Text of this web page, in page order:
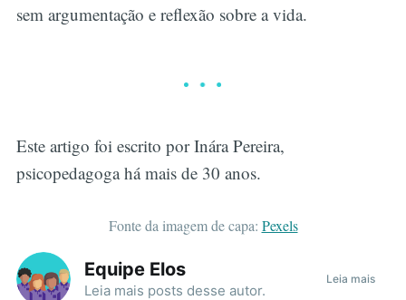
sem argumentação e reflexão sobre a vida.
Este artigo foi escrito por Inára Pereira,
psicopedagoga há mais de 30 anos.
Fonte da imagem de capa: Pexels
Equipe Elos
Leia mais posts desse autor.
Leia mais